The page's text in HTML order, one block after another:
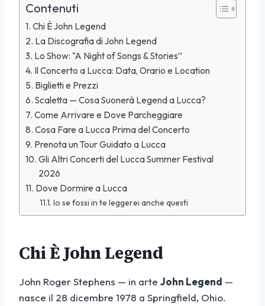
Contenuti
Chi È John Legend
La Discografia di John Legend
Lo Show: “A Night of Songs & Stories”
Il Concerto a Lucca: Data, Orario e Location
Biglietti e Prezzi
Scaletta — Cosa Suonerà Legend a Lucca?
Come Arrivare e Dove Parcheggiare
Cosa Fare a Lucca Prima del Concerto
Prenota un Tour Guidato a Lucca
Gli Altri Concerti del Lucca Summer Festival
2026
Dove Dormire a Lucca
Io se fossi in te leggerei anche questi
Chi È John Legend
John Roger Stephens — in arte John Legend —
nasce il 28 dicembre 1978 a Springfield, Ohio.